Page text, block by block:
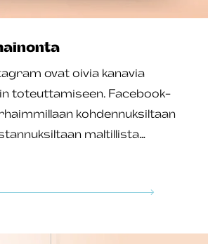
ovat oivia kanavia
toteuttamiseen. Facebook-
kohdennuksiltaan
maltillista…